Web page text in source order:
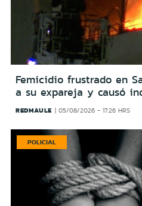
Femicidio frustrado en
a su expareja y causó
REDMAULE 05/08/2026 - 17:26 HRS
POLICIAL